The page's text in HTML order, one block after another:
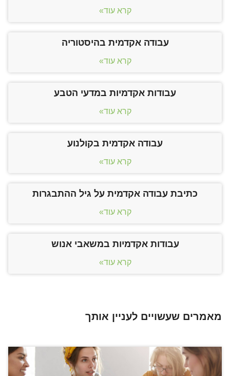
קרא עוד»
עבודה אקדמית בהיסטוריה
קרא עוד»
עבודות אקדמיות במדעי הטבע
קרא עוד»
עבודה אקדמית בקולנוע
קרא עוד»
כתיבת עבודה אקדמית על גיל ההתבגרות
קרא עוד»
עבודות אקדמיות במשאבי אנוש
קרא עוד»
מאמרים שעשויים לעניין אותך